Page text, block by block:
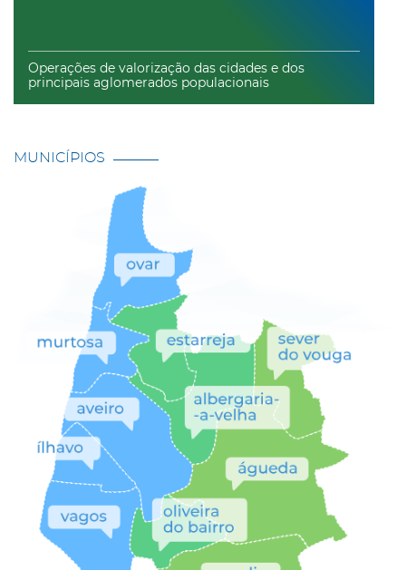
Operações de valorização das cidades e dos
principais aglomerados populacionais
MUNICÍPIOS